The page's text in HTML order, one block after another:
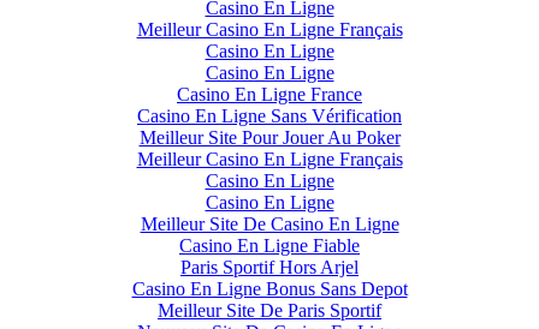
Casino En Ligne
Meilleur Casino En Ligne Français
Casino En Ligne
Casino En Ligne
Casino En Ligne France
Casino En Ligne Sans Vérification
Meilleur Site Pour Jouer Au Poker
Meilleur Casino En Ligne Français
Casino En Ligne
Casino En Ligne
Meilleur Site De Casino En Ligne
Casino En Ligne Fiable
Paris Sportif Hors Arjel
Casino En Ligne Bonus Sans Depot
Meilleur Site De Paris Sportif